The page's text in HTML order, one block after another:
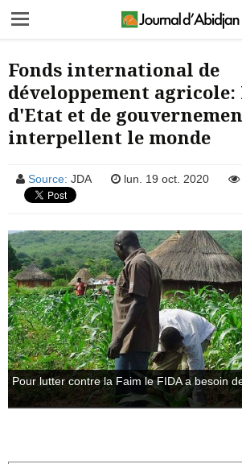
Fonds international de
développement agricole:
d'Etat et de
interpellent le monde
Source: JDA lun. 19 oct. 2020
Pour lutter contre la Faim le FIDA a besoin